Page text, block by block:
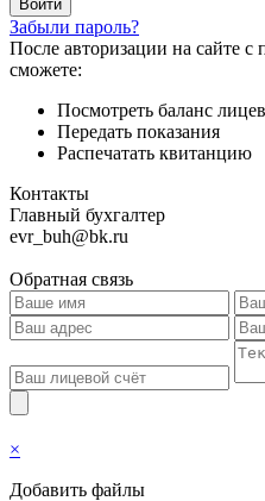
Забыли пароль?
После авторизации на сайте
сможете:
Посмотреть баланс
Передать показания
Распечатать квитанцию
Контакты
Главный бухгалтер
evr_buh@bk.ru
Обратная связь
×
Добавить файлы